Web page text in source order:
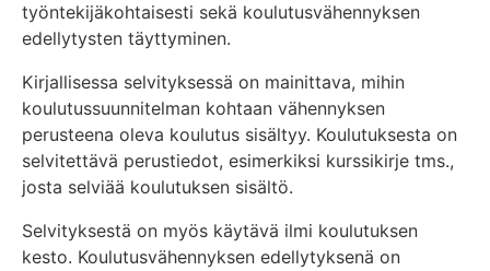
työntekijäkohtaisesti sekä koulutusvähennyksen
edellytysten täyttyminen.
Kirjallisessa selvityksessä on mainittava, mihin
koulutussuunnitelman kohtaan vähennyksen
perusteena oleva koulutus sisältyy. Koulutuksesta on
selvitettävä perustiedot, esimerkiksi kurssikirje tms.,
josta selviää koulutuksen sisältö.
Selvityksestä on myös käytävä ilmi koulutuksen
kesto. Koulutusvähennyksen edellytyksenä on